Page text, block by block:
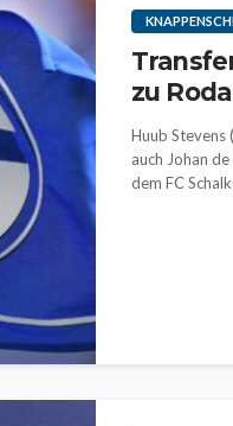
zu
Huub
auch Johan
dem FC